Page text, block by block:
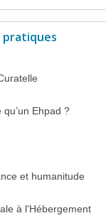
pratiques
qu’un Ehpad ?
et humanitude
à l'Hébergement